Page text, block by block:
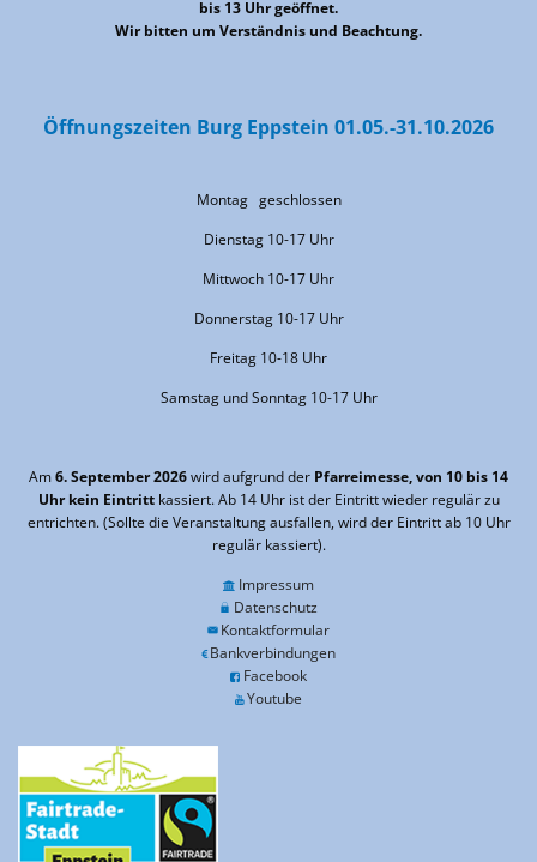
bis 13 Uhr geöffnet.
Wir bitten um Verständnis und Beachtung.
Öffnungszeiten Burg Eppstein 01.05.-31.10.2026
Montag geschlossen
Dienstag 10-17 Uhr
Mittwoch 10-17 Uhr
Donnerstag 10-17 Uhr
Freitag 10-18 Uhr
Samstag und Sonntag 10-17 Uhr
Am6. September 2026wird aufgrund der Pfarreimesse, von 10 bis 14
Uhr kein Eintrittkassiert. Ab 14 Uhr ist der Eintritt wieder regulär zu
entrichten. (Sollte die Veranstaltung ausfallen, wird der Eintritt ab 10 Uhr
regulär kassiert).
Impressum
Datenschutz
Kontaktformular
Bankverbindungen
Facebook
Youtube